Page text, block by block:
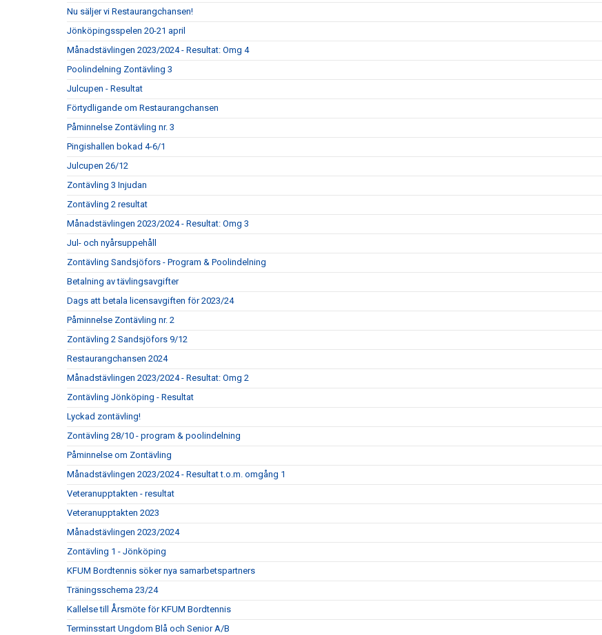
Nu säljer vi Restaurangchansen!
Jönköpingsspelen 20-21 april
Månadstävlingen 2023/2024 - Resultat: Omg 4
Poolindelning Zontävling 3
Julcupen - Resultat
Förtydligande om Restaurangchansen
Påminnelse Zontävling nr. 3
Pingishallen bokad 4-6/1
Julcupen 26/12
Zontävling 3 Injudan
Zontävling 2 resultat
Månadstävlingen 2023/2024 - Resultat: Omg 3
Jul- och nyårsuppehåll
Zontävling Sandsjöfors - Program & Poolindelning
Betalning av tävlingsavgifter
Dags att betala licensavgiften för 2023/24
Påminnelse Zontävling nr. 2
Zontävling 2 Sandsjöfors 9/12
Restaurangchansen 2024
Månadstävlingen 2023/2024 - Resultat: Omg 2
Zontävling Jönköping - Resultat
Lyckad zontävling!
Zontävling 28/10 - program & poolindelning
Påminnelse om Zontävling
Månadstävlingen 2023/2024 - Resultat t.o.m. omgång 1
Veteranupptakten - resultat
Veteranupptakten 2023
Månadstävlingen 2023/2024
Zontävling 1 - Jönköping
KFUM Bordtennis söker nya samarbetspartners
Träningsschema 23/24
Kallelse till Årsmöte för KFUM Bordtennis
Terminsstart Ungdom Blå och Senior A/B